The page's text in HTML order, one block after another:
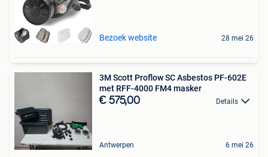
Bezoek website 28 mei 26
3M Scott Proflow SC Asbestos PF-602E
met RFF-4000 FM4 masker
€ 575,00 Details
Antwerpen 6 mei 26